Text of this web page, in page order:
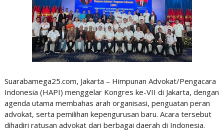
Suarabamega25.com, Jakarta – Himpunan Advokat/Pengacara
Indonesia (HAPI) menggelar Kongres ke-VII di Jakarta, dengan
agenda utama membahas arah organisasi, penguatan peran
advokat, serta pemilihan kepengurusan baru. Acara tersebut
dihadiri ratusan advokat dari berbagai daerah di Indonesia.